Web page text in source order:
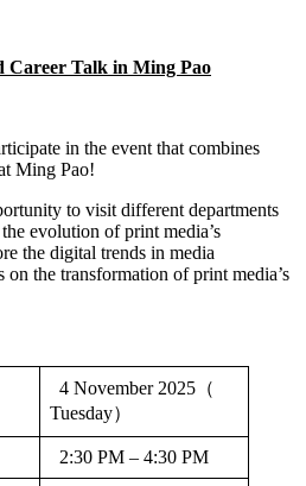
Career Talk in Ming Pao
in the event that combines
Ming Pao!
to visit different departments
evolution of print media’s
the digital trends in media
on the transformation of print media’s
4 November 2025（
Tuesday）
2:30 PM – 4:30 PM